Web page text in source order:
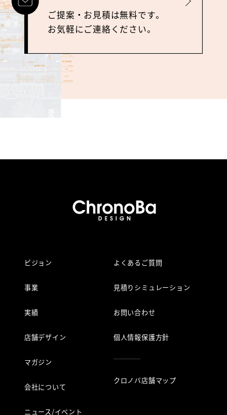
ご提案‧お⾒積は無料です。
お気軽にご連絡ください。
ビジョン
事業
実績
店舗デザイン
マガジン
会社について
ニュース/イベント
よくあるご質問
見積りシミュレーション
お問い合わせ
個人情報保護方針
クロノバ店舗マップ